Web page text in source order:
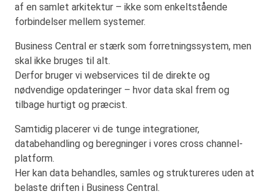
af en samlet arkitektur – ikke som enkeltstående
forbindelser mellem systemer.
Business Central er stærk som forretningssystem, men
skal ikke bruges til alt.
Derfor bruger vi webservices til de direkte og
nødvendige opdateringer – hvor data skal frem og
tilbage hurtigt og præcist.
Samtidig placerer vi de tunge integrationer,
databehandling og beregninger i vores cross channel-
platform.
Her kan data behandles, samles og struktureres uden at
belaste driften i Business Central.